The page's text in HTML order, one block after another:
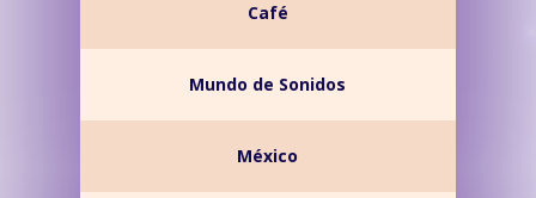
Café
Mundo de Sonidos
México